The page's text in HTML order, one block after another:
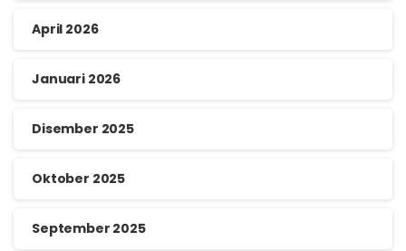
April 2026
Januari 2026
Disember 2025
Oktober 2025
September 2025